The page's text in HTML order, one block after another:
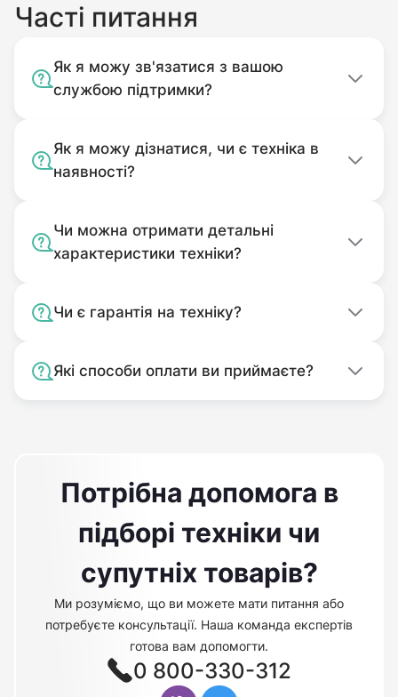
Часті питання
Як я можу зв'язатися з вашою
службою підтримки?
Як я можу дізнатися, чи є техніка в
наявності?
Чи можна отримати детальні
характеристики техніки?
Чи є гарантія на техніку?
Які способи оплати ви приймаєте?
Потрібна допомога в
підборі техніки чи
супутніх товарів?
Ми розуміємо, що ви можете мати питання або
потребуєте консультації. Наша команда експертів
готова вам допомогти.
0 800-330-312